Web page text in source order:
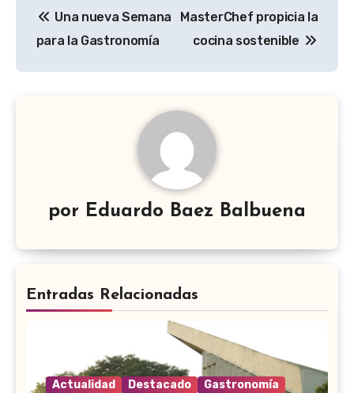
de
entradas
Una nueva Semana
para la Gastronomía
MasterChef propicia la
cocina sostenible
por Eduardo Baez Balbuena
Entradas Relacionadas
Actualidad Destacado Gastronomía